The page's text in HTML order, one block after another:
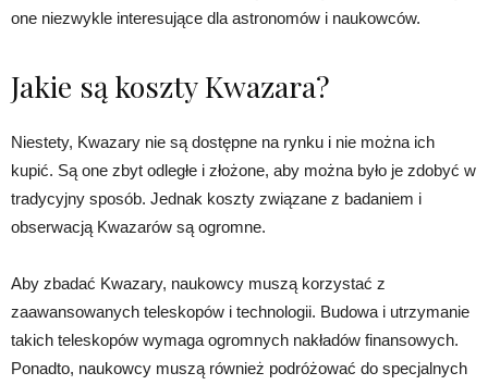
one niezwykle interesujące dla astronomów i naukowców.
Jakie są koszty Kwazara?
Niestety, Kwazary nie są dostępne na rynku i nie można ich
kupić. Są one zbyt odległe i złożone, aby można było je zdobyć w
tradycyjny sposób. Jednak koszty związane z badaniem i
obserwacją Kwazarów są ogromne.
Aby zbadać Kwazary, naukowcy muszą korzystać z
zaawansowanych teleskopów i technologii. Budowa i utrzymanie
takich teleskopów wymaga ogromnych nakładów finansowych.
Ponadto, naukowcy muszą również podróżować do specjalnych